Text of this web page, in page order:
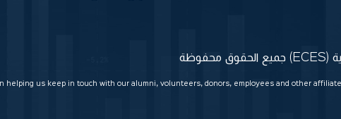
helping us keep in touch with our alumni, volunteers, donors, employees and other